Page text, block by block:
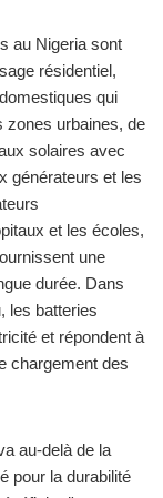
au Nigeria sont
résidentiel,
qui
zones urbaines, de
solaires avec
générateurs et les
et les écoles,
une
durée. Dans
les batteries
et répondent à
chargement des
au-delà de la
pour la durabilité